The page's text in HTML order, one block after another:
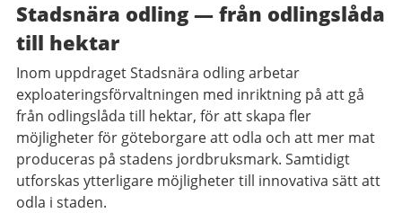
Stadsnära odling — från odlingslåda
till hektar
Inom uppdraget Stadsnära odling arbetar
exploateringsförvaltningen med inriktning på att gå
från odlingslåda till hektar, för att skapa fler
möjligheter för göteborgare att odla och att mer mat
produceras på stadens jordbruksmark. Samtidigt
utforskas ytterligare möjligheter till innovativa sätt att
odla i staden.